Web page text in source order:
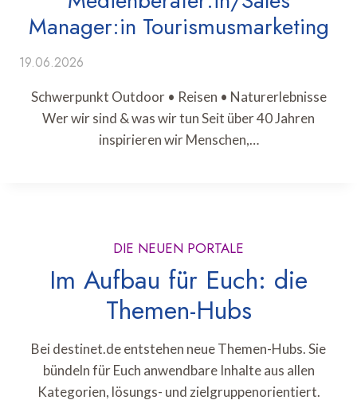
Manager:in Tourismusmarketing
19.06.2026
Schwerpunkt Outdoor • Reisen • Naturerlebnisse
Wer wir sind & was wir tun Seit über 40 Jahren
inspirieren wir Menschen,…
DIE NEUEN PORTALE
Im Aufbau für Euch: die
Themen-Hubs
Bei destinet.de entstehen neue Themen-Hubs. Sie
bündeln für Euch anwendbare Inhalte aus allen
Kategorien, lösungs- und zielgruppenorientiert.